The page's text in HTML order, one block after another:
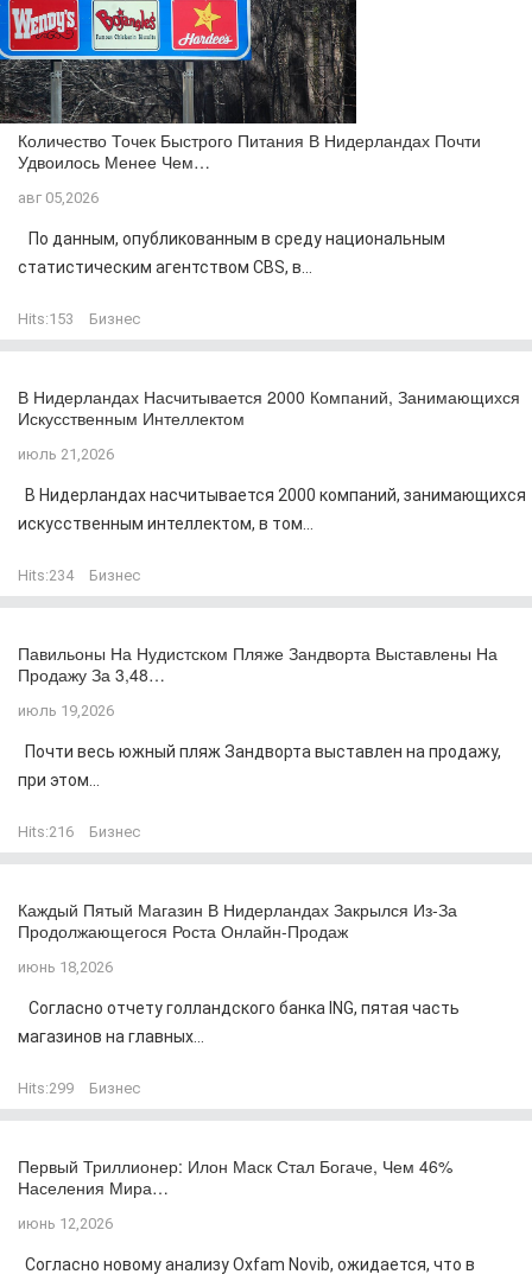
Количество Точек Быстрого Питания В Нидерландах Почти
Удвоилось Менее Чем…
авг 05,2026
По данным, опубликованным в среду национальным
статистическим агентством CBS, в...
Hits:153 Бизнес
В Нидерландах Насчитывается 2000 Компаний, Занимающихся
Искусственным Интеллектом
июль 21,2026
В Нидерландах насчитывается 2000 компаний, занимающихся
искусственным интеллектом, в том...
Hits:234 Бизнес
Павильоны На Нудистском Пляже Зандворта Выставлены На
Продажу За 3,48…
июль 19,2026
Почти весь южный пляж Зандворта выставлен на продажу,
при этом...
Hits:216 Бизнес
Каждый Пятый Магазин В Нидерландах Закрылся Из-За
Продолжающегося Роста Онлайн-Продаж
июнь 18,2026
Согласно отчету голландского банка ING, пятая часть
магазинов на главных...
Hits:299 Бизнес
Первый Триллионер: Илон Маск Стал Богаче, Чем 46%
Населения Мира…
июнь 12,2026
Согласно новому анализу Oxfam Novib, ожидается, что в